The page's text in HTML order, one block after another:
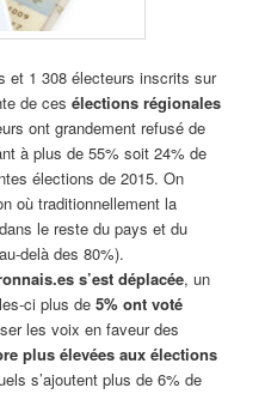
et 1 308 électeurs inscrits sur
de cesélections régionales
ont grandement refusé de
à plus de 55% soit 24% de
élections de 2015. On
où traditionnellement la
le reste du pays et du
delà des 80%).
s’est déplacée, un
ci plus de5% ont voté
les voix en faveur des
plus élevées aux élections
s’ajoutent plus de 6% de